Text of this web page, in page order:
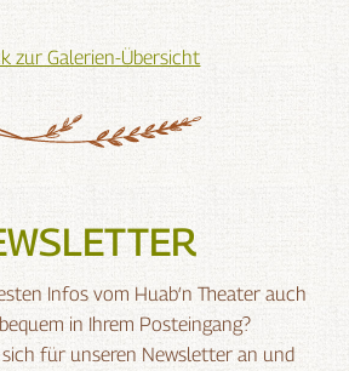
zur Galerien-Übersicht
Infos vom Huab‘n Theater auch
in Ihrem Posteingang?
sich für unseren Newsletter an und